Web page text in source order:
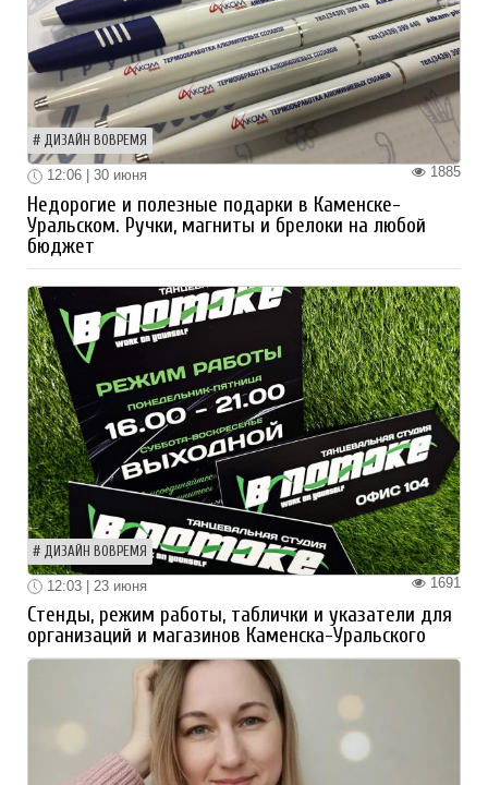
ДИЗАЙН ВОВРЕМЯ
1885
12:06 | 30 июня
Недорогие и полезные подарки в Каменске-
Уральском. Ручки, магниты и брелоки на любой
бюджет
ДИЗАЙН ВОВРЕМЯ
1691
12:03 | 23 июня
Стенды, режим работы, таблички и указатели для
организаций и магазинов Каменска-Уральского